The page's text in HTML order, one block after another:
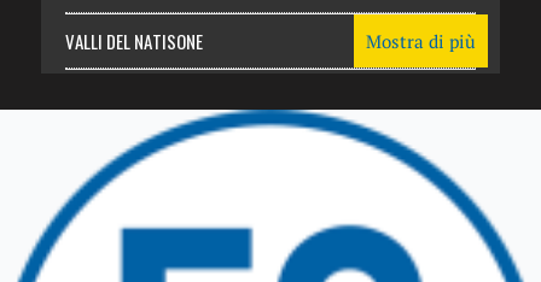
VALLI DEL NATISONE
TRICESIMO
TARCENTO
GEMONA DEL FRIULI
Mostra di più